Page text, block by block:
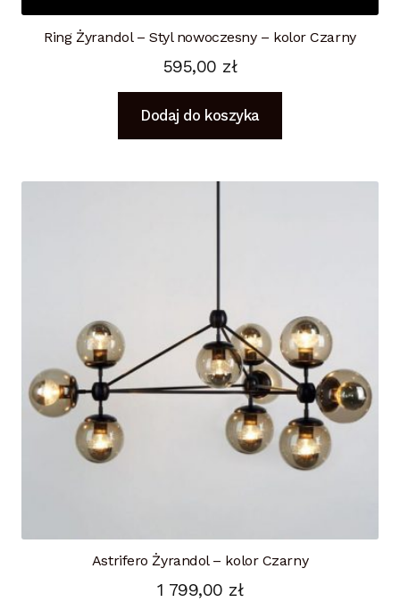
Ring Żyrandol – Styl nowoczesny – kolor Czarny
595,00 zł
Dodaj do koszyka
Astrifero Żyrandol – kolor Czarny
1 799,00 zł